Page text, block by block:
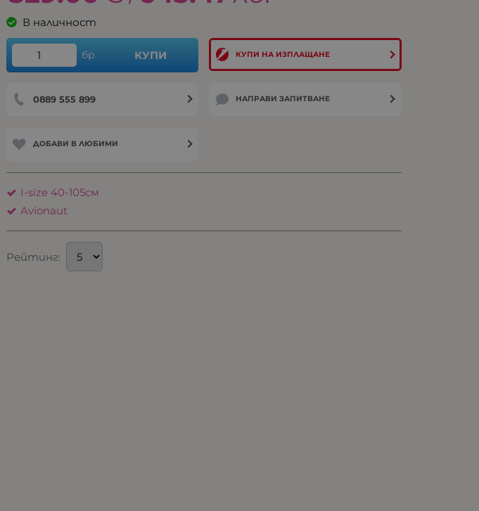
В наличност
бр. КУПИ КУПИ НА ИЗПЛАЩАНЕ
0889 555 899 НАПРАВИ ЗАПИТВАНЕ
ДОБАВИ В ЛЮБИМИ
I-size 40-105см
Avionaut
Рейтинг: